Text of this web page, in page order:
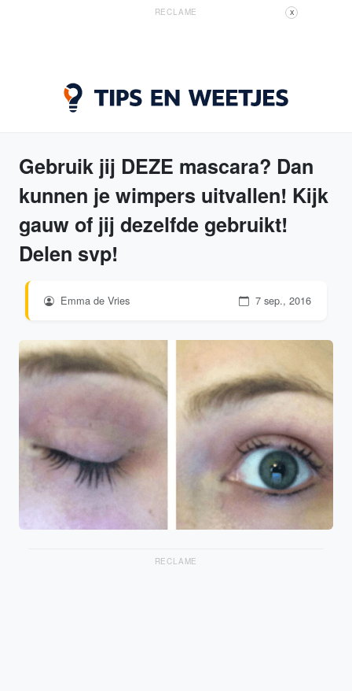
RECLAME X
Gebruik jij DEZE mascara? Dan
kunnen je wimpers uitvallen! Kijk
gauw of jij dezelfde gebruikt!
Delen svp!
Emma de Vries 7 sep., 2016
RECLAME